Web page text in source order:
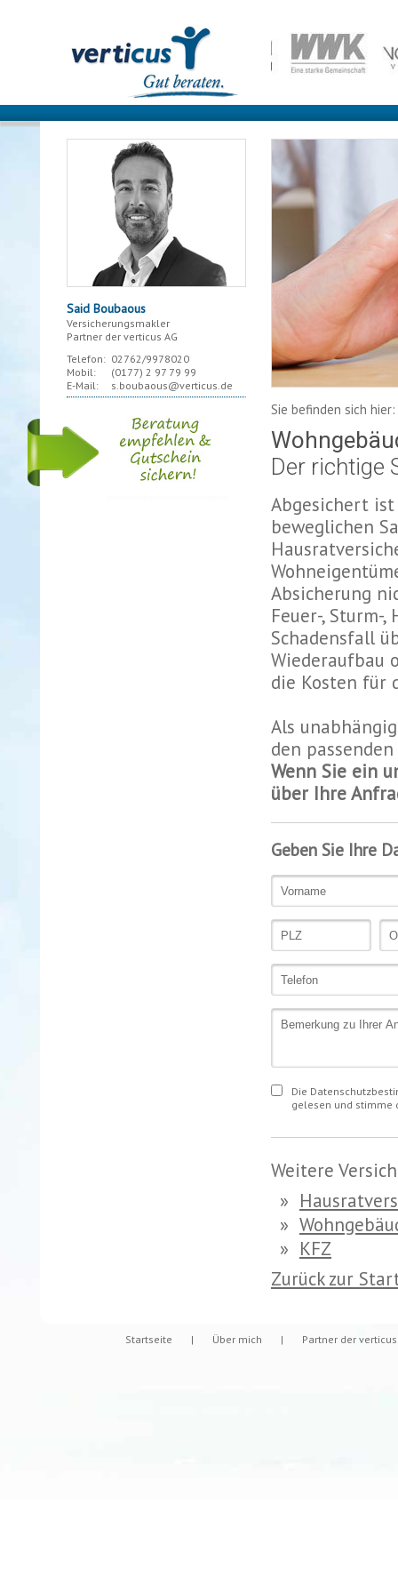
Said Boubaous
Versicherungsmakler
Partner der verticus AG
Telefon: 02762/9978020
Mobil:
(0177) 2 97 79 99
E-Mail:
s.boubaous@verticus.de
Sie befinden sich
Der richtige
Abgesichert
beweglichen
Absicherung
Feuer-, Sturm-
Schadensfall
Wiederaufbau
die Kosten für
Als
den
Wenn Sie ein
über Ihre
Geben Sie Ihre
Die
gelesen und stimme
Weitere
»
»
» KFZ
Zurück zur
Startseite | Über mich | Partner der verticus